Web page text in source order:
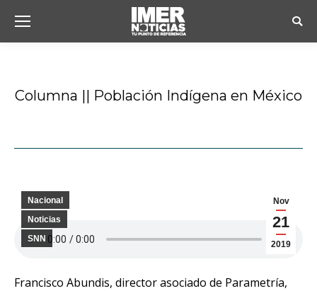
Columna || Población Indígena en México
Nov
21
2019
Nacional
Noticias
SNN
Francisco Abundis, director asociado de Parametría,